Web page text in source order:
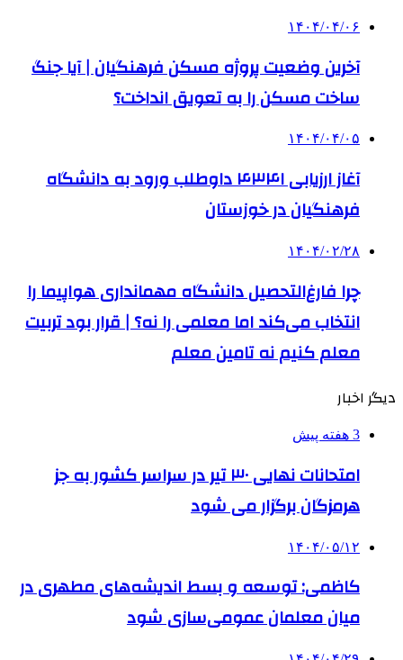
۱۴۰۴/۰۴/۰۶
آخرین وضعیت پروژه‌ مسکن فرهنگیان | آیا جنگ
ساخت مسکن را به تعویق انداخت؟
۱۴۰۴/۰۴/۰۵
آغاز ارزیابی ۴۳۴۱ داوطلب ورود به دانشگاه
فرهنگیان در خوزستان
۱۴۰۴/۰۲/۲۸
چرا فارغ‌التحصیل دانشگاه مهمانداری هواپیما را
انتخاب می‌کند اما معلمی را نه؟ | قرار بود تربیت
معلم کنیم نه تامین معلم
دیگر اخبار
3 هفته پیش
امتحانات نهایی ۳۰ تیر در سراسر کشور به جز
هرمزگان برگزار می شود
۱۴۰۴/۰۵/۱۲
کاظمی: توسعه و بسط اندیشه‌های مطهری در
میان معلمان عمومی‌سازی شود